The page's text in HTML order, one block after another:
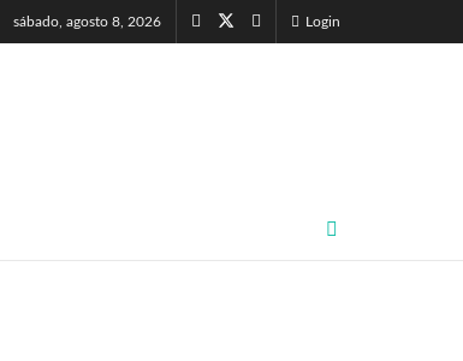
sábado, agosto 8, 2026 Login